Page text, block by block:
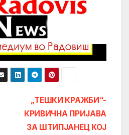
„ТЕШКИ КРАЖБИ“-
КРИВИЧНА ПРИЈАВА
ЗА ШТИПЈАНЕЦ КОЈ